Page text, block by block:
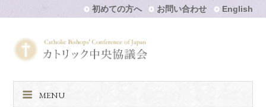
初めての方へ お問い合わせ English
MENU